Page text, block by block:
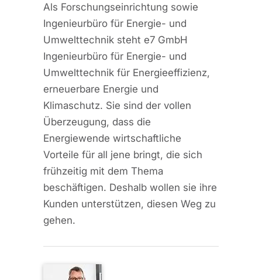
Als Forschungseinrichtung sowie
Ingenieurbüro für Energie- und
Umwelttechnik steht e7 GmbH
Ingenieurbüro für Energie- und
Umwelttechnik für Energieeffizienz,
erneuerbare Energie und
Klimaschutz. Sie sind der vollen
Überzeugung, dass die
Energiewende wirtschaftliche
Vorteile für all jene bringt, die sich
frühzeitig mit dem Thema
beschäftigen. Deshalb wollen sie ihre
Kunden unterstützen, diesen Weg zu
gehen.